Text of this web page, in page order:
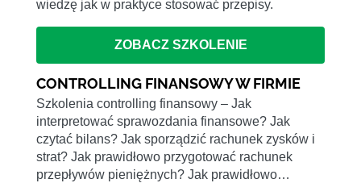
wiedzę jak w praktyce stosować przepisy.
ZOBACZ SZKOLENIE
CONTROLLING FINANSOWY W FIRMIE
Szkolenia controlling finansowy – Jak
interpretować sprawozdania finansowe? Jak
czytać bilans? Jak sporządzić rachunek zysków i
strat? Jak prawidłowo przygotować rachunek
przepływów pieniężnych? Jak prawidłowo…